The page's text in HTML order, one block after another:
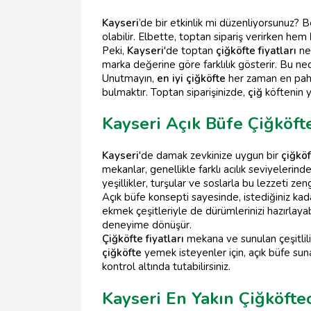
Kayseri’de bir etkinlik mi düzenliyorsunuz?
olabilir. Elbette, toptan sipariş verirken hem
Peki, Kayseri'de toptan çiğköfte fiyatları
marka değerine göre farklılık gösterir. Bu
Unutmayın, en iyi çiğköfte her zaman en
bulmaktır. Toptan siparişinizde, çiğ köftenin
Kayseri Açık Büfe
Kayseri'de damak zevkinize uygun bir
mekanlar, genellikle farklı acılık
yeşillikler, turşular ve soslarla bu lezzeti
Açık büfe konsepti sayesinde, istediğiniz
ekmek çeşitleriyle de dürümlerinizi
deneyime dönüşür.
Çiğköfte fiyatları mekana ve sunulan
çiğköfte yemek isteyenler için, açık büfe
kontrol altında tutabilirsiniz.
Kayseri En Yakın